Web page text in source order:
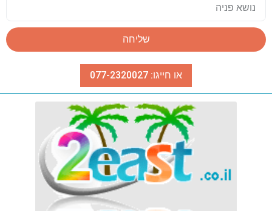
שליחה
או חייגו: 077-2320027